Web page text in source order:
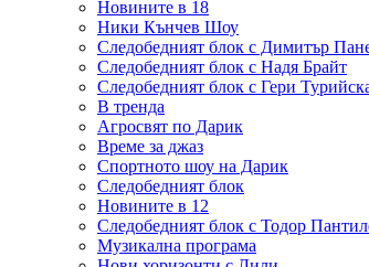
Новините в 18
Ники Кънчев Шоу
Следобедният блок с Димитър
Следобедният блок с Надя Брайт
Следобедният блок с Гери
В тренда
Агросвят по Дарик
Време за джаз
Спортното шоу на Дарик
Следобедният блок
Новините в 12
Следобедният блок с Тодор
Музикална програма